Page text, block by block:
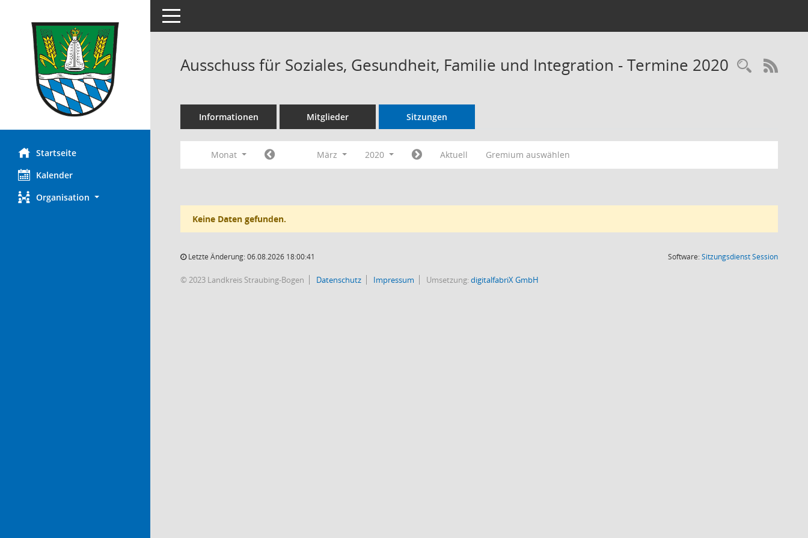
Startseite
Kalender
Organisation
Toggle navigation
Ausschuss für Soziales, Gesundheit, Familie und Integration - Termine 2020
Informationen Mitglieder Sitzungen
Monat März 2020 Aktuell Gremium auswählen
Keine Daten gefunden.
Letzte Änderung: 06.08.2026 18:00:41 Software:SitzungsdienstSession(Wird in
© 2023 Landkreis Straubing-Bogen Datenschutz Impressum Umsetzung:digitalfabriX GmbH